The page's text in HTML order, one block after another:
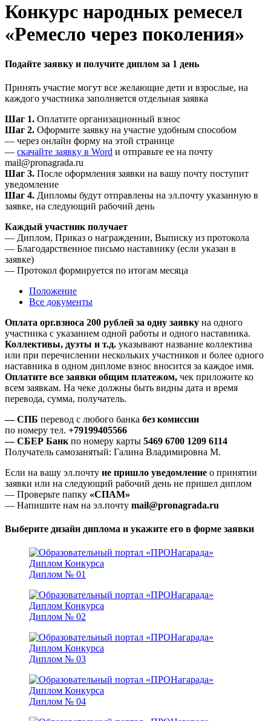
Конкурс народных ремесел
«Ремесло через поколения»
Подайте заявку и получите диплом за 1 день
Принять участие могут все желающие дети и взрослые, на
каждого участника заполняется отдельная заявка
Шаг 1. Оплатите организационный взнос
Шаг 2. Оформите заявку на участие удобным способом
— через онлайн форму на этой странице
— скачайте заявку в Word и отправьте ее на почту
mail@pronagrada.ru
Шаг 3. После оформления заявки на вашу почту поступит
уведомление
Шаг 4. Дипломы будут отправлены на эл.почту указанную в
заявке, на следующий рабочий день
Каждый участник получает
— Диплом, Приказ о награждении, Выписку из протокола
— Благодарственное письмо наставнику (если указан в
заявке)
— Протокол формируется по итогам месяца
Положение
Все документы
Оплата орг.взноса 200 рублей за одну заявку на одного
участника с указанием одной работы и одного наставника.
Коллективы, дуэты и т.д. указывают название коллектива
или при перечислении нескольких участников и более одного
наставника в одном дипломе взнос вносится за каждое имя.
Оплатите все заявки общим платежом, чек приложите ко
всем заявкам. На чеке должны быть видны дата и время
перевода, сумма, получатель.
— СПБ перевод с любого банка без комиссии
по номеру тел. +79199405566
— СБЕР Банк по номеру карты 5469 6700 1209 6114
Получатель самозанятый: Галина Владимировна М.
Если на вашу эл.почту не пришло уведомление о принятии
заявки или на следующий рабочий день не пришел диплом
— Проверьте папку «СПАМ»
— Напишите нам на эл.почту mail@pronagrada.ru
Выберите дизайн диплома и укажите его в форме заявки
Диплом № 01
Диплом № 02
Диплом № 03
Диплом № 04